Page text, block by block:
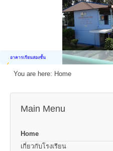
อาคารเรียนสองชั้น
You are here: Home
Main Menu
Home
เกี่ยวกับโรงเรียน